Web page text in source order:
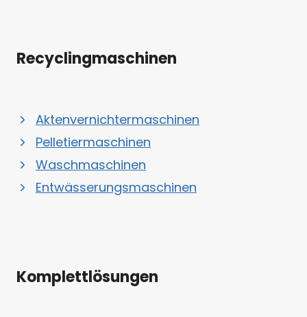
Recyclingmaschinen
Aktenvernichtermaschinen
Pelletiermaschinen
Waschmaschinen
Entwässerungsmaschinen
Komplettlösungen